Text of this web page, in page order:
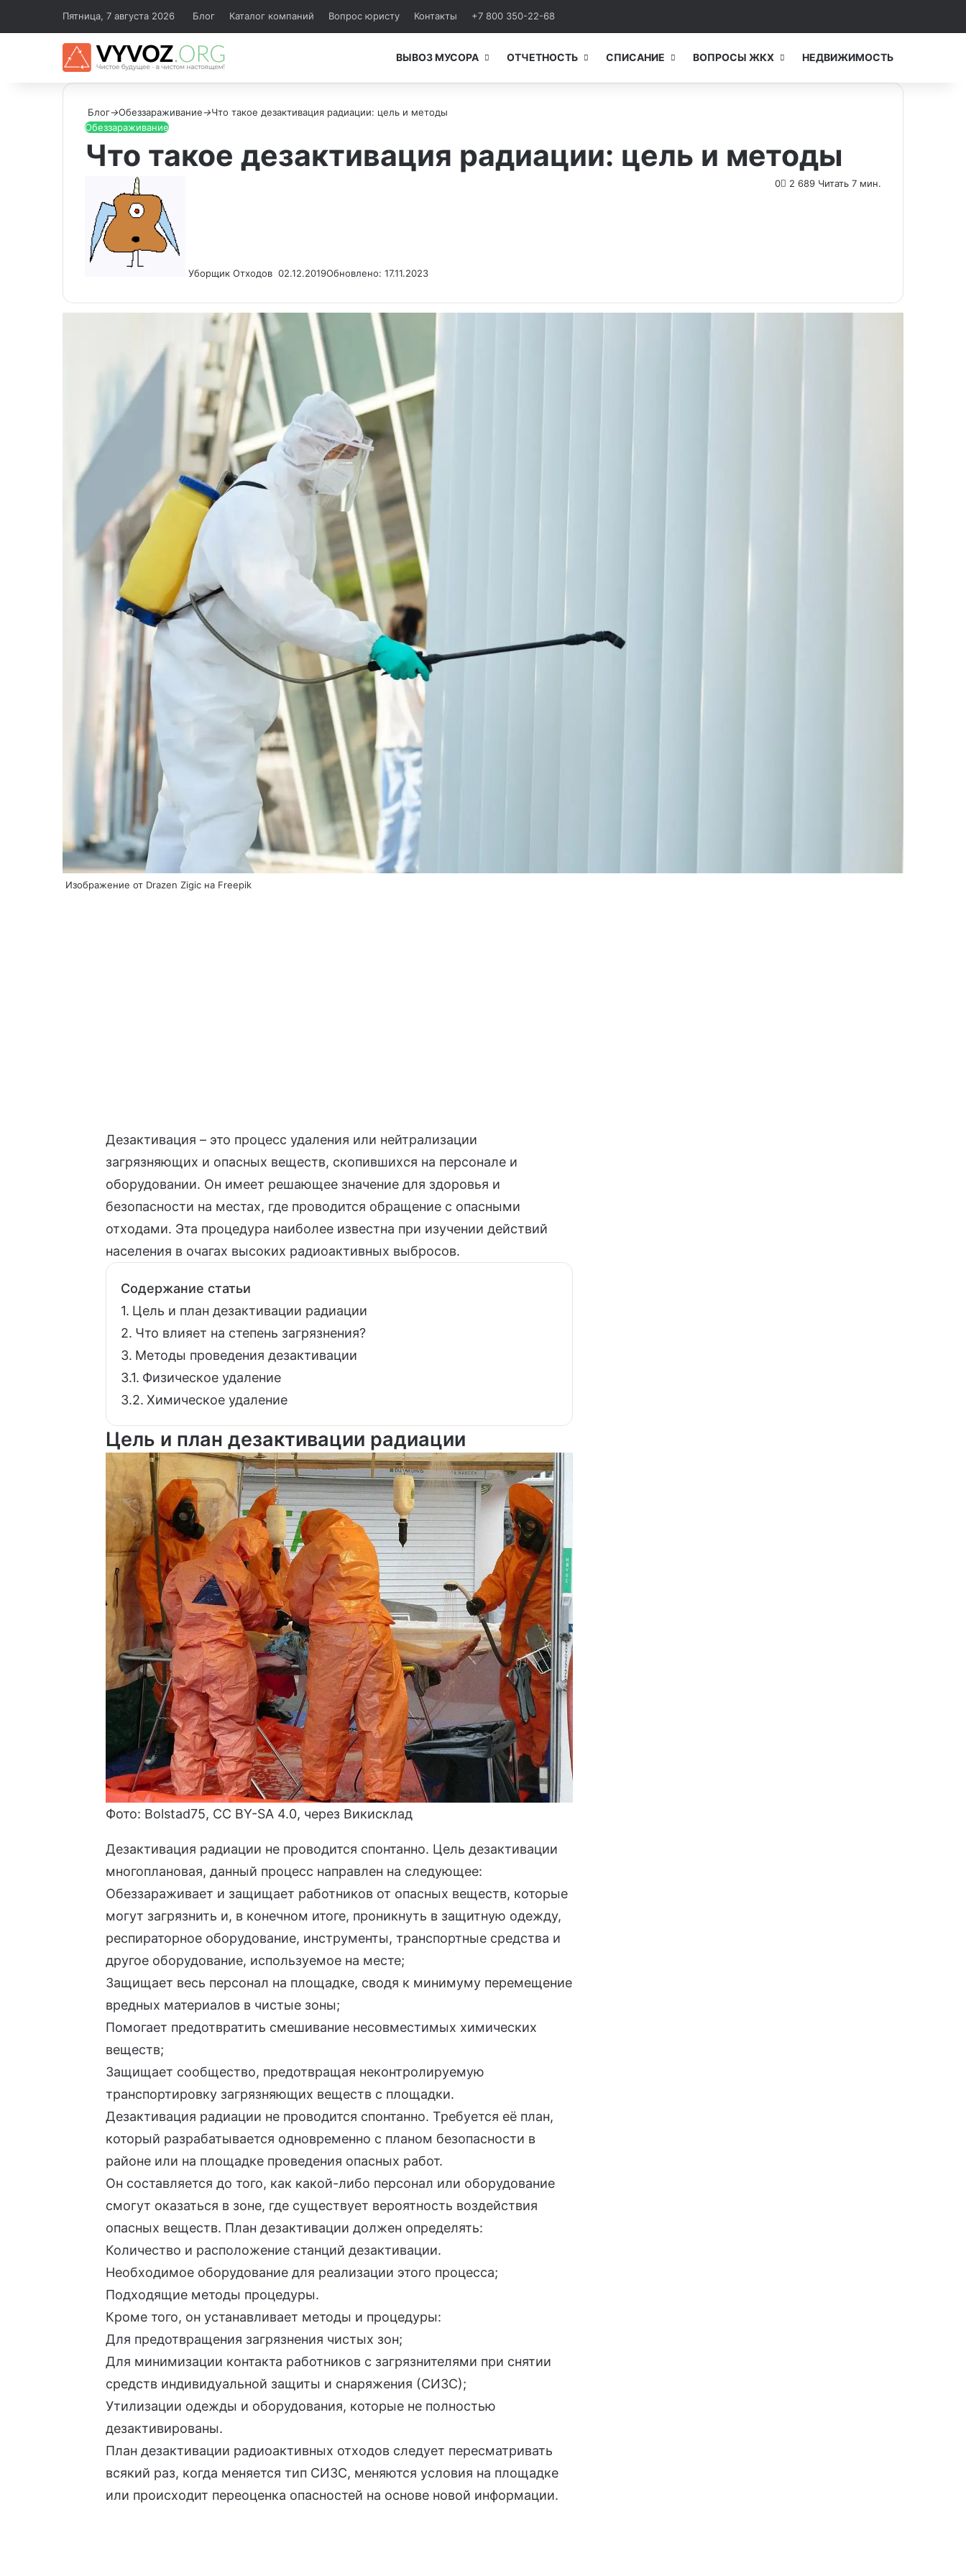
Пятница, 7 августа 2026 Блог Каталог компаний Вопрос юристу Контакты +7 800 350-22-68
ВЫВОЗ МУСОРА ОТЧЕТНОСТЬ СПИСАНИЕ ВОПРОСЫ ЖКХ НЕДВИЖИМОСТЬ
Блог→Обеззараживание→Что такое дезактивация радиации: цель и методы
Обеззараживание
Что такое дезактивация радиации: цель и методы
Уборщик Отходов 02.12.2019Обновлено: 17.11.2023
0 2 689 Читать 7 мин.
Изображение от Drazen Zigic на Freepik
Дезактивация – это процесс удаления или нейтрализации
загрязняющих и опасных веществ, скопившихся на персонале и
оборудовании. Он имеет решающее значение для здоровья и
безопасности на местах, где проводится обращение с опасными
отходами. Эта процедура наиболее известна при изучении действий
населения в очагах высоких радиоактивных выбросов.
Содержание статьи
Цель и план дезактивации радиации
Что влияет на степень загрязнения?
Методы проведения дезактивации
Физическое удаление
Химическое удаление
Цель и план дезактивации радиации
Фото: Bolstad75, CC BY-SA 4.0, через Викисклад
Дезактивация радиации не проводится спонтанно. Цель дезактивации
многоплановая, данный процесс направлен на следующее:
Обеззараживает и защищает работников от опасных веществ, которые
могут загрязнить и, в конечном итоге, проникнуть в защитную одежду,
респираторное оборудование, инструменты, транспортные средства и
другое оборудование, используемое на месте;
Защищает весь персонал на площадке, сводя к минимуму перемещение
вредных материалов в чистые зоны;
Помогает предотвратить смешивание несовместимых химических
веществ;
Защищает сообщество, предотвращая неконтролируемую
транспортировку загрязняющих веществ с площадки.
Дезактивация радиации не проводится спонтанно. Требуется её план,
который разрабатывается одновременно с планом безопасности в
районе или на площадке проведения опасных работ.
Он составляется до того, как какой-либо персонал или оборудование
смогут оказаться в зоне, где существует вероятность воздействия
опасных веществ. План дезактивации должен определять:
Количество и расположение станций дезактивации.
Необходимое оборудование для реализации этого процесса;
Подходящие методы процедуры.
Кроме того, он устанавливает методы и процедуры:
Для предотвращения загрязнения чистых зон;
Для минимизации контакта работников с загрязнителями при снятии
средств индивидуальной защиты и снаряжения (СИЗС);
Утилизации одежды и оборудования, которые не полностью
дезактивированы.
План дезактивации радиоактивных отходов следует пересматривать
всякий раз, когда меняется тип СИЗС, меняются условия на площадке
или происходит переоценка опасностей на основе новой информации.